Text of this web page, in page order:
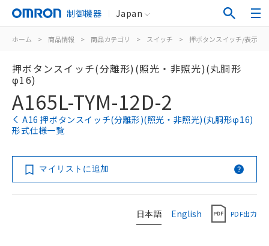
制御機器 Japan
ホーム > 商品情報 > 商品カテゴリ > スイッチ > 押ボタンスイッチ/表示灯
押ボタンスイッチ(分離形)(照光・非照光)(丸胴形
φ16)
A165L-TYM-12D-2
A16 押ボタンスイッチ(分離形)(照光・非照光)(丸胴形φ16)
形式仕様一覧
マイリストに追加
日本語 English PDF出力